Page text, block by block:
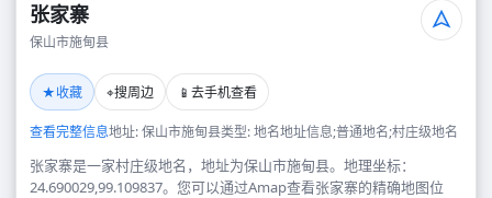
张家寨
保山市施甸县
★收藏 ⌖搜周边 📱 去手机查看
查看完整信息地址: 保山市施甸县类型: 地名地址信息;普通地名;村庄级地名
张家寨是一家村庄级地名，地址为保山市施甸县。地理坐标：
24.690029,99.109837。您可以通过Amap查看张家寨的精确地图位